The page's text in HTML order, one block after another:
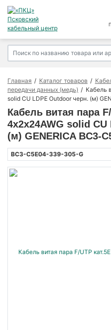
Главная Каталог товаров
передачи данных (медь)
Кабель
solid CU LDPE Outdoor черн. (м)
Кабель витая пара
4х2х24AWG solid
(м) GENERICA BC3-
BC3-C5E04-339-305-G